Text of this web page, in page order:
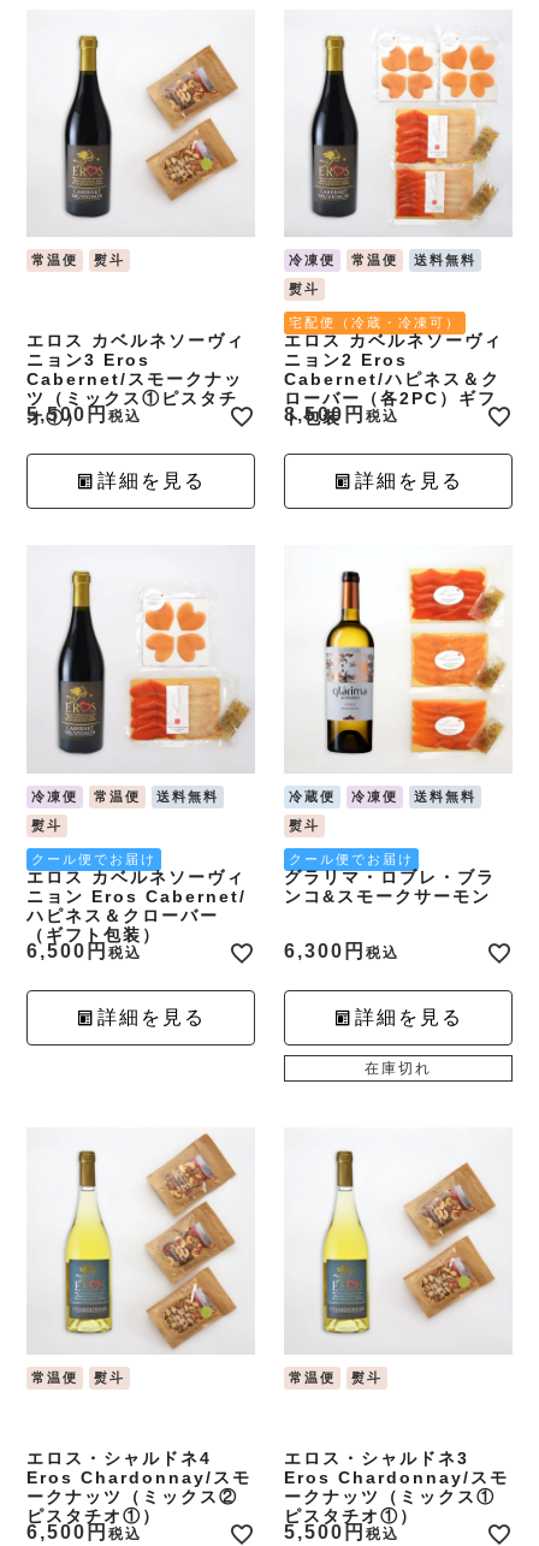
常温便 熨斗
エロス カベルネソーヴィ
ニョン3 Eros
Cabernet/スモークナッ
ツ（ミックス①ピスタチ
オ①）
5,500 税込
詳細を見る
冷凍便 常温便
送料無料
熨斗
宅配便（冷蔵・冷凍可）
エロス カベルネソーヴィ
ニョン2 Eros
Cabernet/ハピネス＆ク
ローバー（各2PC）ギフ
ト包装
8,500 税込
詳細を見る
冷凍便 常温便
送料無料
熨斗
クール便でお届け
エロス カベルネソーヴィ
ニョン Eros Cabernet/
ハピネス＆クローバー
（ギフト包装）
6,500 税込
詳細を見る
冷蔵便 冷凍便
送料無料
熨斗
クール便でお届け
グラリマ・ロブレ・ブラ
ンコ&スモークサーモン
6,300 税込
詳細を見る
在庫切れ
常温便 熨斗
エロス・シャルドネ4
Eros Chardonnay/スモ
ークナッツ（ミックス②
ピスタチオ①）
6,500 税込
常温便 熨斗
エロス・シャルドネ3
Eros Chardonnay/スモ
ークナッツ（ミックス①
ピスタチオ①）
5,500 税込